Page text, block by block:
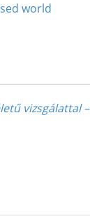
world
vizsgálattal